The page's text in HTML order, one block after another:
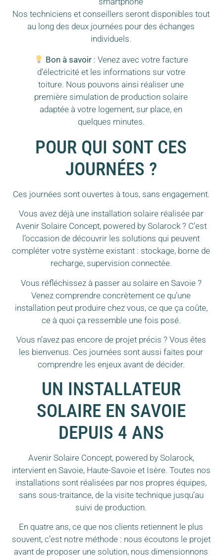
Nos techniciens et conseillers seront disponibles tout
au long des deux journées pour des échanges
individuels.
Bon à savoir: Venez avec votre facture
d’électricité et les informations sur votre
toiture. Nous pouvons ainsi réaliser une
première simulation de production solaire
adaptée à votre logement, sur place, en
quelques minutes.
POUR QUI SONT CES
JOURNÉES ?
Ces journées sont ouvertes à tous, sans engagement.
Vous avez déjà une installation solaire réalisée par
Avenir Solaire Concept, powered by Solarock ? C’est
l’occasion de découvrir les solutions qui peuvent
compléter votre système existant : stockage, borne de
recharge, supervision connectée.
Vous réfléchissez à passer au solaire en Savoie ?
Venez comprendre concrètement ce qu’une
installation peut produire chez vous, ce que ça coûte,
ce à quoi ça ressemble une fois posé.
Vous n’avez pas encore de projet précis ? Vous êtes
les bienvenus. Ces journées sont aussi faites pour
comprendre les enjeux avant de décider.
UN INSTALLATEUR
SOLAIRE EN SAVOIE
DEPUIS 4 ANS
Avenir Solaire Concept, powered by Solarock,
intervient en Savoie, Haute-Savoie et Isère. Toutes nos
installations sont réalisées par nos propres équipes,
sans sous-traitance, de la visite technique jusqu’au
suivi de production.
En quatre ans, ce que nos clients retiennent le plus
souvent, c’est notre méthode : nous écoutons le projet
avant de proposer une solution, nous dimensionnons